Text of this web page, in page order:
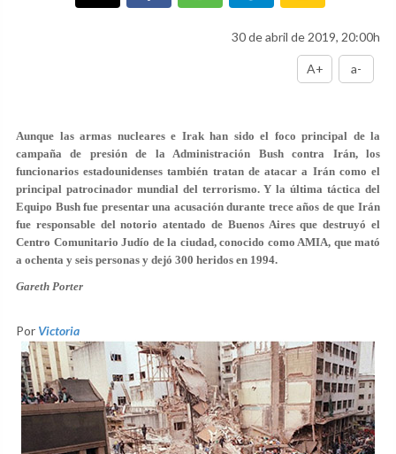
30 de abril de 2019, 20:00h
A+ a-
Aunque las armas nucleares e Irak han sido el foco principal de la
campaña de presión de la Administración Bush contra Irán, los
funcionarios estadounidenses también tratan de atacar a Irán como el
principal patrocinador mundial del terrorismo. Y la última táctica del
Equipo Bush fue presentar una acusación durante trece años de que Irán
fue responsable del notorio atentado de Buenos Aires que destruyó el
Centro Comunitario Judío de la ciudad, conocido como AMIA, que mató
a ochenta y seis personas y dejó 300 heridos en 1994.
Gareth Porter
Por Victoria